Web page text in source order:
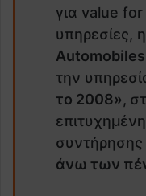
για value
υπηρεσίες, η
την
το 2008»,
άνω των